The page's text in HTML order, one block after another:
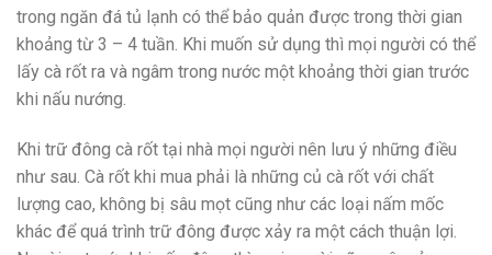
trong ngăn đá tủ lạnh có thể bảo quản được trong thời gian
khoảng từ 3 – 4 tuần. Khi muốn sử dụng thì mọi người có thể
lấy cà rốt ra và ngâm trong nước một khoảng thời gian trước
khi nấu nướng.
Khi trữ đông cà rốt tại nhà mọi người nên lưu ý những điều
như sau. Cà rốt khi mua phải là những củ cà rốt với chất
lượng cao, không bị sâu mọt cũng như các loại nấm mốc
khác để quá trình trữ đông được xảy ra một cách thuận lợi.